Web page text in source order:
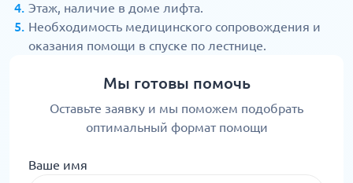
Этаж, наличие в доме лифта.
Необходимость медицинского сопровождения и
оказания помощи в спуске по лестнице.
Мы готовы помочь
Оставьте заявку и мы поможем подобрать
оптимальный формат помощи
Ваше имя